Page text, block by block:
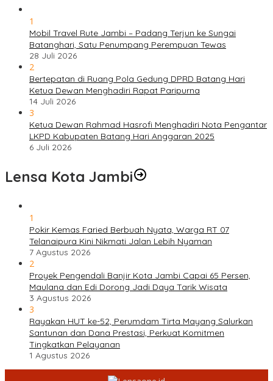
1
Mobil Travel Rute Jambi – Padang Terjun ke Sungai
Batanghari, Satu Penumpang Perempuan Tewas
28 Juli 2026
2
Bertepatan di Ruang Pola Gedung DPRD Batang Hari
Ketua Dewan Menghadiri Rapat Paripurna
14 Juli 2026
3
Ketua Dewan Rahmad Hasrofi Menghadiri Nota Pengantar
LKPD Kabupaten Batang Hari Anggaran 2025
6 Juli 2026
Lensa Kota Jambi
1
Pokir Kemas Faried Berbuah Nyata, Warga RT 07
Telanaipura Kini Nikmati Jalan Lebih Nyaman
7 Agustus 2026
2
Proyek Pengendali Banjir Kota Jambi Capai 65 Persen,
Maulana dan Edi Dorong Jadi Daya Tarik Wisata
3 Agustus 2026
3
Rayakan HUT ke-52, Perumdam Tirta Mayang Salurkan
Santunan dan Dana Prestasi, Perkuat Komitmen
Tingkatkan Pelayanan
1 Agustus 2026